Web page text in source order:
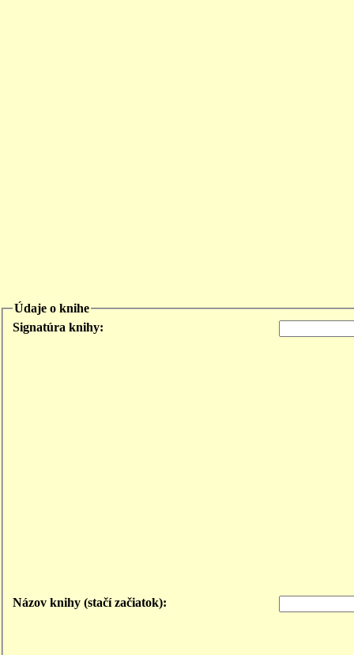
Údaje o knihe
Signatúra knihy:
Názov knihy (stačí začiatok):